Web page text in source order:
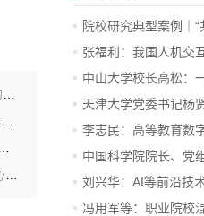
院校研究典型案例｜“
张福利：我国人机交
中山大学校长高松：
发...
天津大学党委书记杨
一...
李志民：高等教育数
中国科学院院长、党
进...
刘兴华：AI等前沿技
底...
冯用军等：职业院校